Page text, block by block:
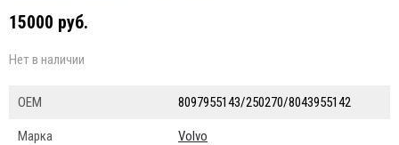
15000 руб.
Нет в наличии
ОЕМ 8097955143/250270/8043955142
Марка Volvo